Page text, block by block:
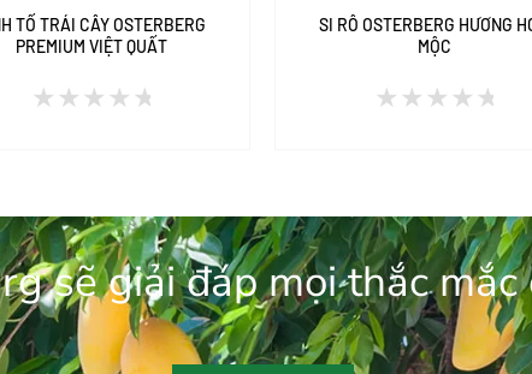
TỐ TRÁI CÂY OSTERBERG
PREMIUM VIỆT QUẤT
0
5
sao
SI RÔ OSTERBERG HƯƠNG
MỘC
0
5
sao
sẽ giải đáp mọi thắc mắc